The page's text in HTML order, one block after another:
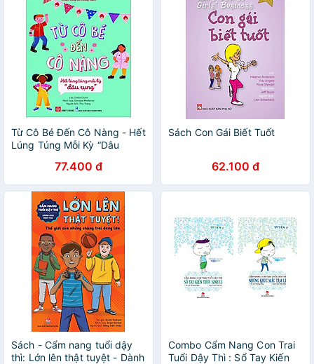
Từ Cô Bé Đến Cô Nàng - Hết
Lúng Túng Mỗi Kỳ “Dâu
77.400 đ
Sách Con Gái Biết Tuốt
62.100 đ
Sách - Cẩm nang tuổi dậy
thì: Lớn lên thật tuyệt - Dành
Combo Cẩm Nang Con Trai
Tuổi Dậy Thì : Sổ Tay Kiến